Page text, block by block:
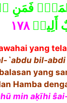
فَمَنِ
أَلِيمٞ١٧٨
yang
`abdu bil-abdi
yang
Hamba
ūmin aḳīhi ŝ